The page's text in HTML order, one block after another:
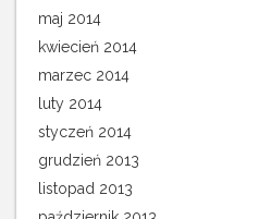
maj 2014
kwiecień 2014
marzec 2014
luty 2014
styczeń 2014
grudzień 2013
listopad 2013